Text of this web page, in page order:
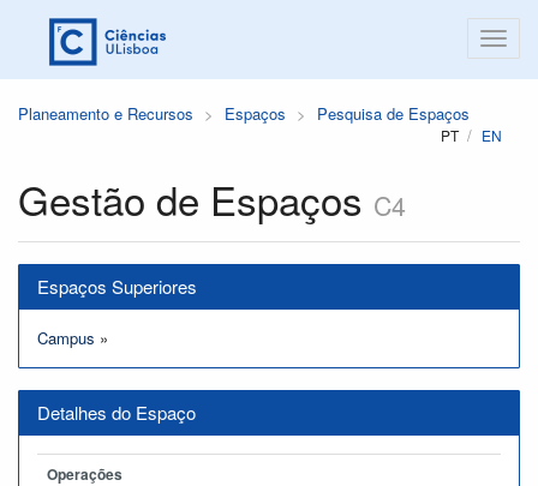
Planeamento e Recursos Espaços Pesquisa de Espaços
PT EN
Gestão de Espaços C4
Espaços Superiores
Campus »
Detalhes do Espaço
Operações